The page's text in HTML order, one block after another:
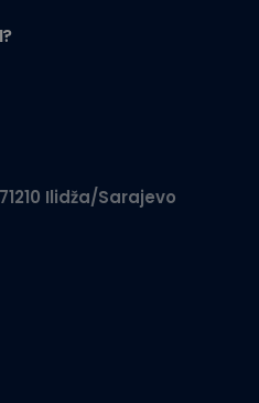
Ilidža/Sarajevo